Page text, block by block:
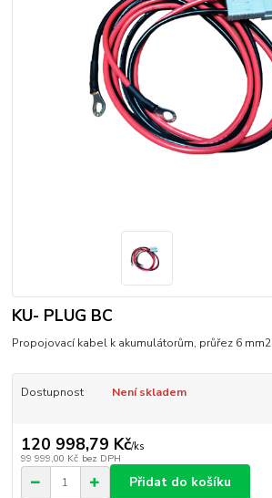
KU- PLUG BC
Propojovací kabel k akumulátorům, průřez 6 mm2
Dostupnost Není skladem
120 998,79 Kč/ks
99 999,00 Kč bez DPH
Přidat do košíku